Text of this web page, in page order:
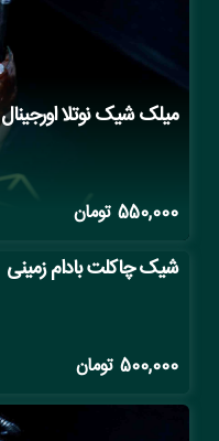
میلک شیک نوتلا اورجینال
550,000 تومان
شیک چاکلت بادام زمینی
500,000 تومان